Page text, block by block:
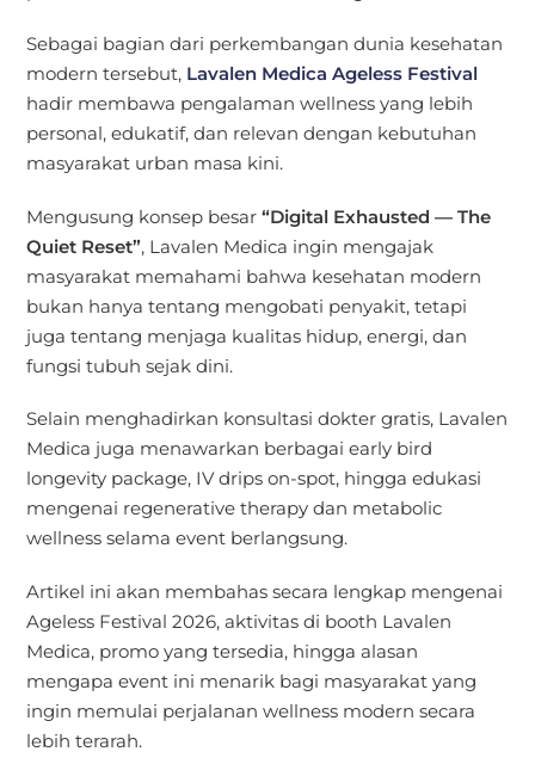
Sebagai bagian dari perkembangan dunia kesehatan
modern tersebut, Lavalen Medica Ageless Festival
hadir membawa pengalaman wellness yang lebih
personal, edukatif, dan relevan dengan kebutuhan
masyarakat urban masa kini.
Mengusung konsep besar“Digital Exhausted — The
Quiet Reset”, Lavalen Medica ingin mengajak
masyarakat memahami bahwa kesehatan modern
bukan hanya tentang mengobati penyakit, tetapi
juga tentang menjaga kualitas hidup, energi, dan
fungsi tubuh sejak dini.
Selain menghadirkan konsultasi dokter gratis, Lavalen
Medica juga menawarkan berbagai early bird
longevity package, IV drips on-spot, hingga edukasi
mengenai regenerative therapy dan metabolic
wellness selama event berlangsung.
Artikel ini akan membahas secara lengkap mengenai
Ageless Festival 2026, aktivitas di booth Lavalen
Medica, promo yang tersedia, hingga alasan
mengapa event ini menarik bagi masyarakat yang
ingin memulai perjalanan wellness modern secara
lebih terarah.